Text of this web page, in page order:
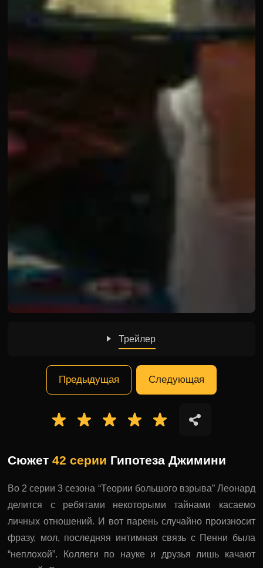
Трейлер
Предыдущая Следующая
Сюжет42 серии Гипотеза Джимини
Во 2 серии 3 сезона “Теории большого взрыва” Леонард
делится с ребятами некоторыми тайнами касаемо
личных отношений. И вот парень случайно произносит
фразу, мол, последняя интимная связь с Пенни была
“неплохой”. Коллеги по науке и друзья лишь качают